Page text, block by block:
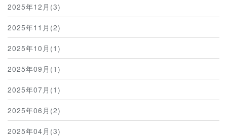
2025年12月(3)
2025年11月(2)
2025年10月(1)
2025年09月(1)
2025年07月(1)
2025年06月(2)
2025年04月(3)